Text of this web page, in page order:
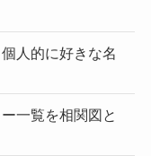
人的に好きな名
一覧を相関図と